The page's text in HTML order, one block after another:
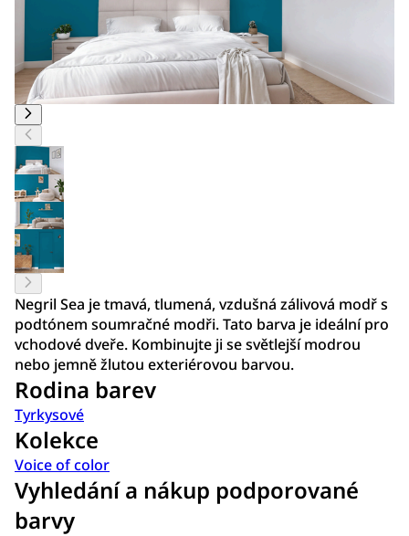
Negril Sea je tmavá, tlumená, vzdušná zálivová modř s
podtónem soumračné modři. Tato barva je ideální pro
vchodové dveře. Kombinujte ji se světlejší modrou
nebo jemně žlutou exteriérovou barvou.
Rodina barev
Tyrkysové
Kolekce
Voice of color
Vyhledání a nákup podporované
barvy